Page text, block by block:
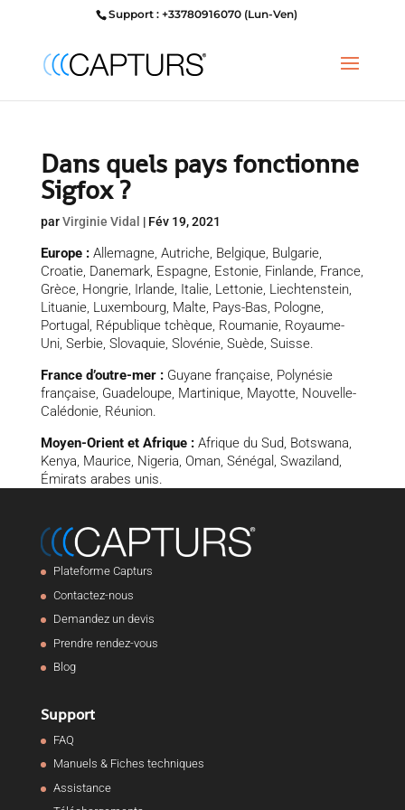
Support : +33780916070 (Lun-Ven)
Dans quels pays fonctionne
Sigfox ?
parVirginie Vidal | Fév 19, 2021
Europe :Allemagne, Autriche, Belgique, Bulgarie,
Croatie, Danemark, Espagne, Estonie, Finlande, France,
Grèce, Hongrie, Irlande, Italie, Lettonie, Liechtenstein,
Lituanie, Luxembourg, Malte, Pays-Bas, Pologne,
Portugal, République tchèque, Roumanie, Royaume-
Uni, Serbie, Slovaquie, Slovénie, Suède, Suisse.
France d’outre-mer :Guyane française, Polynésie
française, Guadeloupe, Martinique, Mayotte, Nouvelle-
Calédonie, Réunion.
Moyen-Orient et Afrique :Afrique du Sud, Botswana,
Kenya, Maurice, Nigeria, Oman, Sénégal, Swaziland,
Émirats arabes unis.
Plateforme Capturs
Contactez-nous
Demandez un devis
Prendre rendez-vous
Blog
Support
FAQ
Manuels & Fiches techniques
Assistance